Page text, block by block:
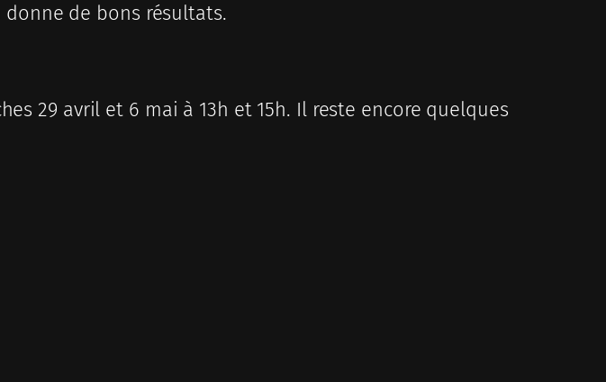
de bons résultats.
29 avril et 6 mai à 13h et 15h. Il reste encore quelques